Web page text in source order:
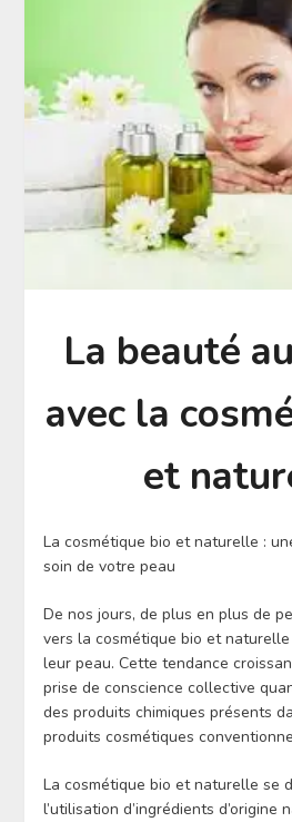
La beauté
avec la
et
La cosmétique bio et naturelle :
soin de votre peau
De nos jours, de plus en plus de
vers la cosmétique bio et
leur peau. Cette tendance
prise de conscience collective
des produits chimiques présents
produits cosmétiques
La cosmétique bio et naturelle se
l’utilisation d’ingrédients